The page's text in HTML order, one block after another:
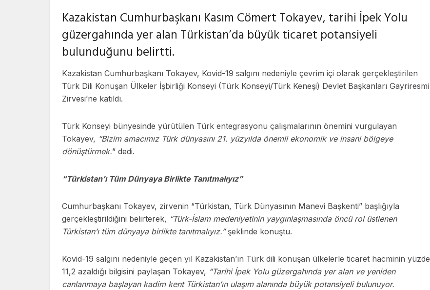
Kazakistan Cumhurbaşkanı Kasım Cömert Tokayev, tarihi İpek Yolu
güzergahında yer alan Türkistan’da büyük ticaret potansiyeli
bulunduğunu belirtti.
Kazakistan Cumhurbaşkanı Tokayev, Kovid-19 salgını nedeniyle çevrim içi olarak gerçekleştirilen
Türk Dili Konuşan Ülkeler İşbirliği Konseyi (Türk Konseyi/Türk Keneşi) Devlet Başkanları Gayriresmi
Zirvesi’ne katıldı.
Türk Konseyi bünyesinde yürütülen Türk entegrasyonu çalışmalarının önemini vurgulayan
Tokayev, “Bizim amacımız Türk dünyasını 21. yüzyılda önemli ekonomik ve insani bölgeye
dönüştürmek.” dedi.
“Türkistan’ı Tüm Dünyaya Birlikte Tanıtmalıyız”
Cumhurbaşkanı Tokayev, zirvenin “Türkistan, Türk Dünyasının Manevi Başkenti” başlığıyla
gerçekleştirildiğini belirterek, “Türk-İslam medeniyetinin yaygınlaşmasında öncü rol üstlenen
Türkistan’ı tüm dünyaya birlikte tanıtmalıyız.”şeklinde konuştu.
Kovid-19 salgını nedeniyle geçen yıl Kazakistan’ın Türk dili konuşan ülkelerle ticaret hacminin yüzde
11,2 azaldığı bilgisini paylaşan Tokayev, “Tarihi İpek Yolu güzergahında yer alan ve yeniden
canlanmaya başlayan kadim kent Türkistan’ın ulaşım alanında büyük potansiyeli bulunuyor.